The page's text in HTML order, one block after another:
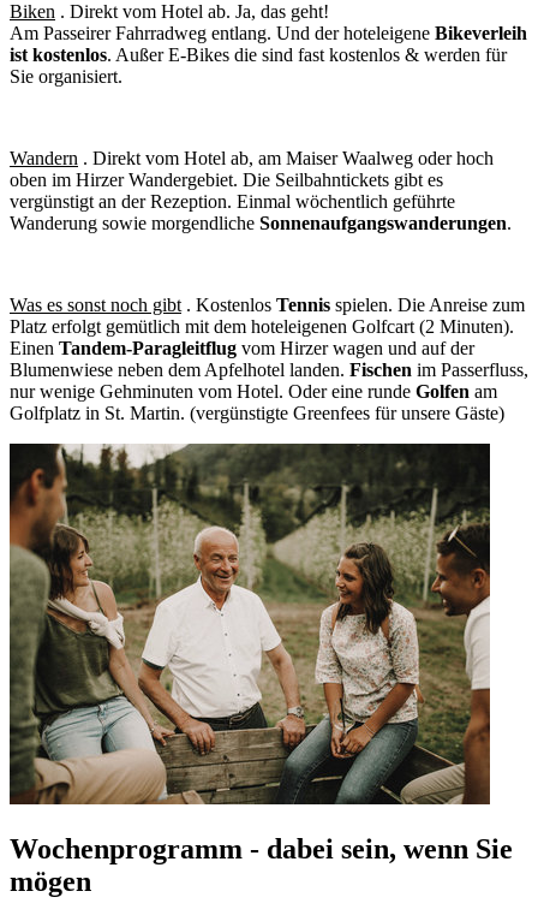
Biken . Direkt vom Hotel ab. Ja, das geht!
Am Passeirer Fahrradweg entlang. Und der hoteleigene Bikeverleih
ist kostenlos. Außer E-Bikes die sind fast kostenlos & werden für
Sie organisiert.
Wandern . Direkt vom Hotel ab, am Maiser Waalweg oder hoch
oben im Hirzer Wandergebiet. Die Seilbahntickets gibt es
vergünstigt an der Rezeption. Einmal wöchentlich geführte
Wanderung sowie morgendliche Sonnenaufgangswanderungen.
Was es sonst noch gibt . Kostenlos Tennis spielen. Die Anreise zum
Platz erfolgt gemütlich mit dem hoteleigenen Golfcart (2 Minuten).
Einen Tandem-Paragleitflug vom Hirzer wagen und auf der
Blumenwiese neben dem Apfelhotel landen. Fischen im Passerfluss,
nur wenige Gehminuten vom Hotel. Oder eine runde Golfen am
Golfplatz in St. Martin. (vergünstigte Greenfees für unsere Gäste)
Wochenprogramm - dabei sein, wenn Sie
mögen